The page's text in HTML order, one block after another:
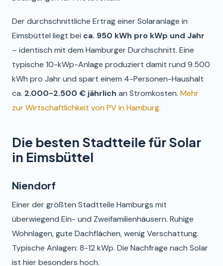
Der durchschnittliche Ertrag einer Solaranlage in
Eimsbüttel liegt bei ca. 950 kWh pro kWp und Jahr
– identisch mit dem Hamburger Durchschnitt. Eine
typische 10-kWp-Anlage produziert damit rund 9.500
kWh pro Jahr und spart einem 4-Personen-Haushalt
ca. 2.000-2.500 € jährlich an Stromkosten. Mehr
zur Wirtschaftlichkeit von PV in Hamburg.
Die besten Stadtteile für Solar
in Eimsbüttel
Niendorf
Einer der größten Stadtteile Hamburgs mit
überwiegend Ein- und Zweifamilienhäusern. Ruhige
Wohnlagen, gute Dachflächen, wenig Verschattung.
Typische Anlagen: 8-12 kWp. Die Nachfrage nach Solar
ist hier besonders hoch.